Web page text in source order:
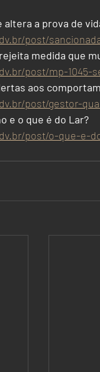
altera a prova de
post/
medida que
post/mp-1045-
aos
post/gestor-
e o que é do Lar?
post/o-que-e-